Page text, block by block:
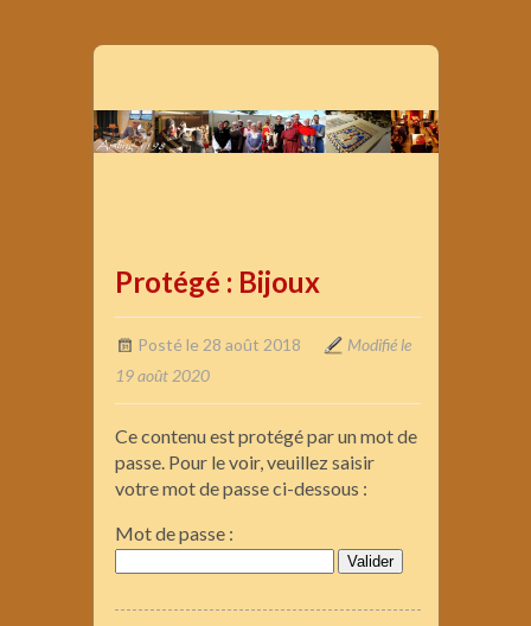
Protégé : Bijoux
Posté le 28 août 2018
Modifié le
19 août 2020
Ce contenu est protégé par un mot de
passe. Pour le voir, veuillez saisir
votre mot de passe ci-dessous :
Mot de passe :